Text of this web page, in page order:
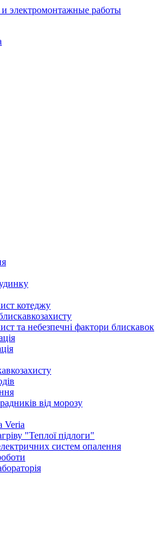
электромонтажные работы
котеджу
та небезпечні фактори блискавок
від морозу
Veria
"Теплої підлоги"
систем опалення